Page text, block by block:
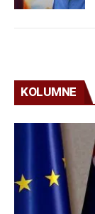
KOLUMNE